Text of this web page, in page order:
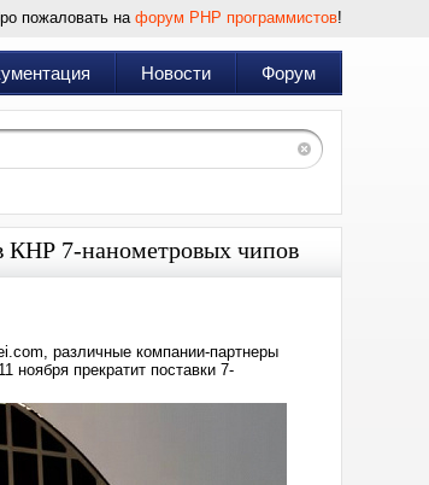
пожаловать нафорум PHP программистов!
Новости Форум
7-нанометровых чипов
различные компании-партнеры
ноября прекратит поставки 7-